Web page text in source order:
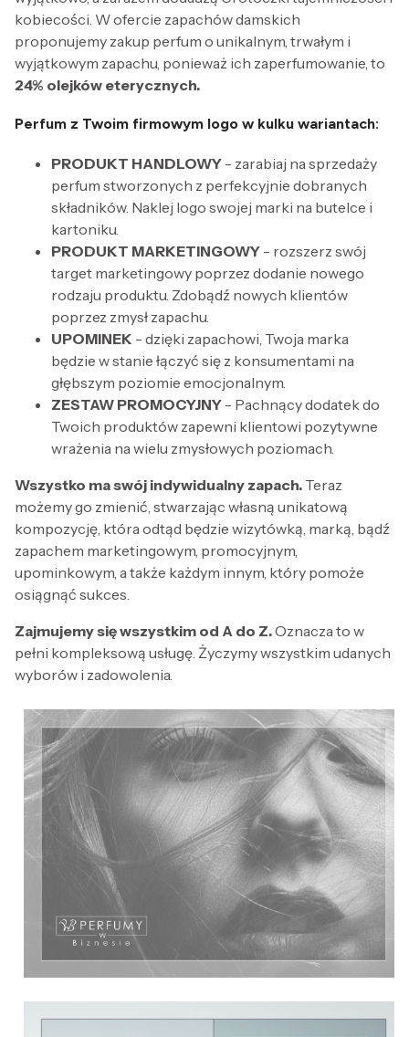
kobiecości. W ofercie zapachów damskich
proponujemy zakup perfum o unikalnym, trwałym i
wyjątkowym zapachu, ponieważ ich zaperfumowanie, to
24% olejków eterycznych.
Perfum z Twoim firmowym logo w kulku wariantach:
PRODUKT HANDLOWY - zarabiaj na sprzedaży
perfum stworzonych z perfekcyjnie dobranych
składników. Naklej logo swojej marki na butelce i
kartoniku.
PRODUKT MARKETINGOWY - rozszerz swój
target marketingowy poprzez dodanie nowego
rodzaju produktu. Zdobądź nowych klientów
poprzez zmysł zapachu.
UPOMINEK - dzięki zapachowi, Twoja marka
będzie w stanie łączyć się z konsumentami na
głębszym poziomie emocjonalnym.
ZESTAW PROMOCYJNY - Pachnący dodatek do
Twoich produktów zapewni klientowi pozytywne
wrażenia na wielu zmysłowych poziomach.
Wszystko ma swój indywidualny zapach. Teraz
możemy go zmienić, stwarzając własną unikatową
kompozycję, która odtąd będzie wizytówką, marką, bądź
zapachem marketingowym, promocyjnym,
upominkowym, a także każdym innym, który pomoże
osiągnąć sukces.
Zajmujemy się wszystkim od A do Z.Oznacza to w
pełni kompleksową usługę. Życzymy wszystkim udanych
wyborów i zadowolenia.